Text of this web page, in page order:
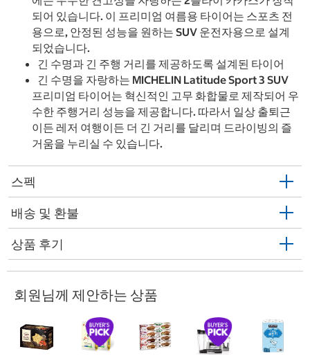
되어 있습니다. 이 프리미엄 여름용 타이어는 스포츠 전
용으로, 안정된 성능을 원하는 SUV 운전자용으로 설계
되었습니다.
긴 수명과 긴 주행 거리를 제공하도록 설계된 타이어
긴 수명을 자랑하는 MICHELIN Latitude Sport 3 SUV
프리미엄 타이어는 혁신적인 고무 화합물로 제작되어 우
수한 주행거리 성능을 제공합니다. 따라서 일상 출퇴근
이든 레저 여행이든 더 긴 거리를 달리며 드라이빙의 즐
거움을 누리실 수 있습니다.
스펙
배송 및 환불
상품 후기
회원님께 제안하는 상품